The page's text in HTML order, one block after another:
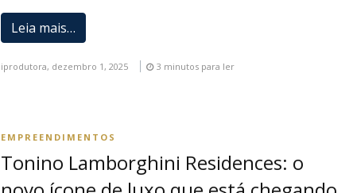
Leia mais…
iprodutora, dezembro 1, 2025 3 minutos para ler
EMPREENDIMENTOS
Tonino Lamborghini Residences: o